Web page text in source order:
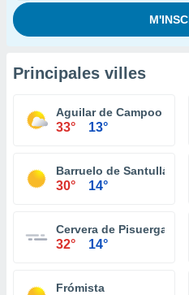
Principales villes
Aguilar de Campoo
33° 13°
Barruelo de Santullán
30° 14°
Cervera de Pisuerga
32° 14°
Frómista